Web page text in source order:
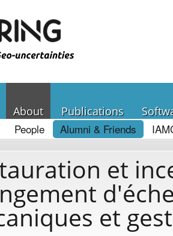
About Publications
People Alumni & Friends
et
et